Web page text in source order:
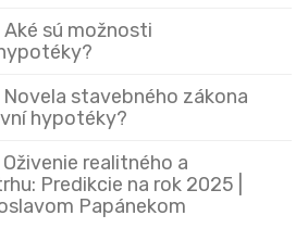
Aké sú možnosti
Novela stavebného zákona
hypotéky?
realitného a
Predikcie na rok 2025 |
Papánekom